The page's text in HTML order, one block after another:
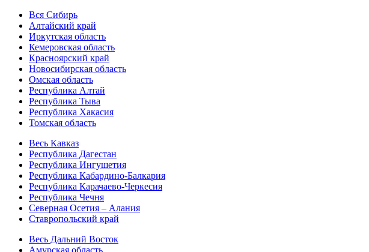
Вся Сибирь
Алтайский край
Иркутская область
Кемеровская область
Красноярский край
Новосибирская область
Омская область
Республика Алтай
Республика Тыва
Республика Хакасия
Томская область
Весь Кавказ
Республика Дагестан
Республика Ингушетия
Республика Кабардино-Балкария
Республика Карачаево-Черкесия
Республика Чечня
Северная Осетия – Алания
Ставропольский край
Весь Дальний Восток
Амурская область